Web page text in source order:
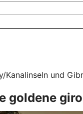
Kanalinseln und
goldene